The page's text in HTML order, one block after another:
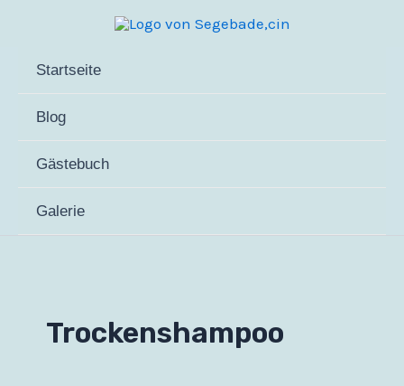
springenStartseite
Blog
Gästebuch
Galerie
Trockenshampoo